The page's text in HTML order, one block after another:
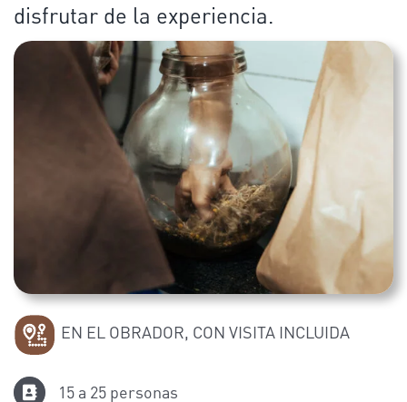
disfrutar de la experiencia.
EN EL OBRADOR, CON VISITA INCLUIDA
15 a 25 personas